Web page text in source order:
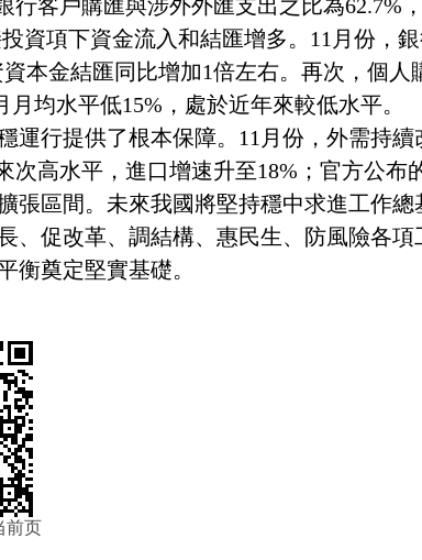
行客戶購匯與涉外外匯支出之比為62.7%
資項下資金流入和結匯增多。11月份，
本金結匯同比增加1倍左右。再次，個人
均水平低15%，處於近年來較低水平。
行提供了根本保障。11月份，外需持續
次高水平，進口增速升至18%；官方公布
張區間。未來我國將堅持穩中求進工作總
促改革、調結構、惠民生、防風險各項
衡奠定堅實基礎。
前页